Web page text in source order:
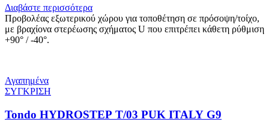
Διαβάστε περισσότερα
Προβολέας εξωτερικού χώρου για τοποθέτηση σε πρόσοψη/τοίχο,
με βραχίονα στερέωσης σχήματος U που επιτρέπει κάθετη ρύθμιση
+90° / -40°.
Αγαπημένα
ΣΥΓΚΡΙΣΗ
Tondo HYDROSTEP T/03 PUK ITALY G9